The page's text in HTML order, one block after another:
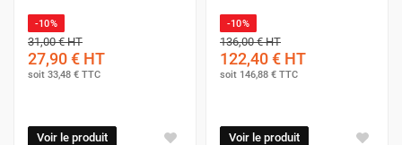
-10%
31,00 €HT
27,90 € HT
soit 33,48 € TTC
Voir le produit
-10%
136,00 €HT
122,40 € HT
soit 146,88 € TTC
Voir le produit